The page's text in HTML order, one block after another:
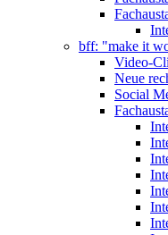
bff: "make it
Video-
Neue
Social